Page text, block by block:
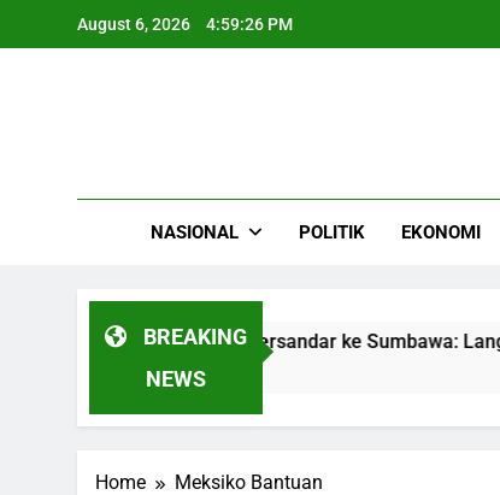
August 6, 2026 4:59:26 PM
NASIONAL POLITIK EKONOMI
BREAKING
NEWS
LPG Gas Camellia Bersandar ke Sumbawa:
Home Meksiko Bantuan